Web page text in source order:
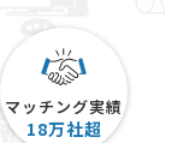
マッチング実績
18万社超